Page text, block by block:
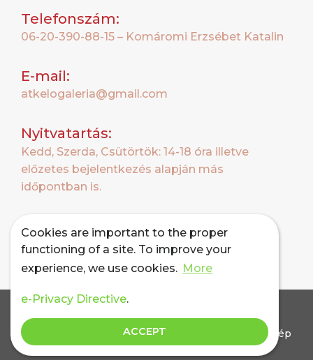
Cookies are important to the proper
functioning of a site. To improve your
experience, we use cookies. More
e-Privacy Directive.
ACCEPT
Telefonszám:
06-20-390-88-15 – Komáromi Erzsébet Katalin
E-mail:
atkelogaleria@gmail.com
Nyitvatartás:
Kedd, Szerda, Csütörtök: 14-18 óra illetve
előzetes bejelentkezés alapján más
időpontban is.
Copyright © Átkelő Galéria. 2026 Minden jog
fenntartva! • A honlapon található összes szöveg, kép
és videó a Átkelő Galéria tulajdonát képezi. Azok